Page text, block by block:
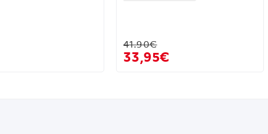
41.90€
33,95€